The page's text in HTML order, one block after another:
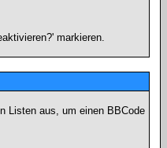
markieren.
Listen aus, um einen BBCode